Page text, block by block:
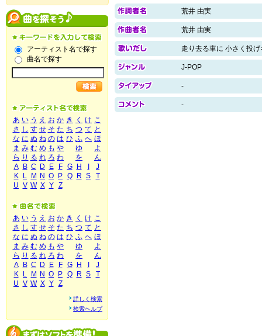
アーティスト名で探す
曲名で探す
あ い う え お か き く け こ
さ し す せ そ た ち つ て と
な に ぬ ね の は ひ ふ へ ほ
ま み む め も や ゆ
よ
ら り る れ ろ わ を
ん
A
B C D E F G H
J
K
L M N O P Q R S
T
U V W X Y Z
あ い う え お か き く け こ
さ し す せ そ た ち つ て と
な に ぬ ね の は ひ ふ へ ほ
ま み む め も や ゆ
よ
ら り る れ ろ わ を
ん
A
B C D E F G H
J
K
L M N O P Q R S
T
U V W X Y Z
詳しく検索
検索ヘルプ
荒井 由実
荒井 由実
走り去る車に 小さく投げ
J-POP
-
-